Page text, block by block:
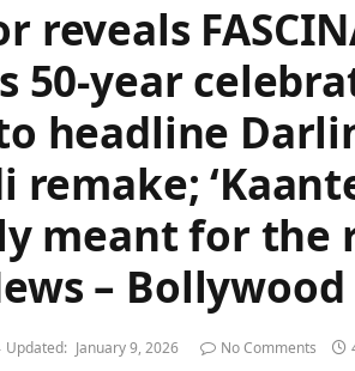
reveals
50-year
headline
meant for the
–
Updated: January 9, 2026 No Comments